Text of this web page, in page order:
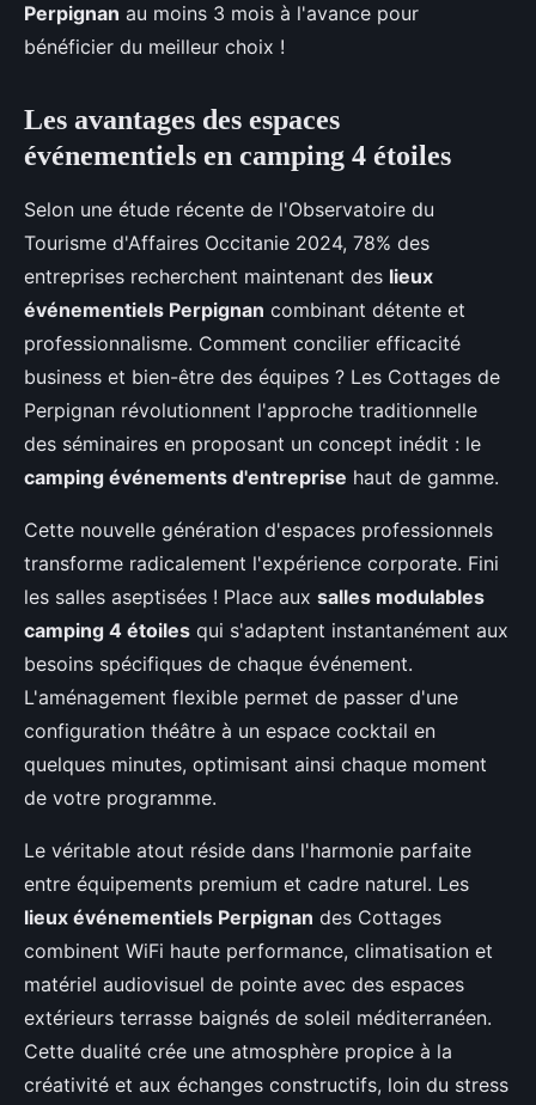
Perpignan au moins 3 mois à l'avance pour
bénéficier du meilleur choix !
Les avantages des espaces
événementiels en camping 4 étoiles
Selon une étude récente de l'Observatoire du
Tourisme d'Affaires Occitanie 2024, 78% des
entreprises recherchent maintenant des lieux
événementiels Perpignan combinant détente et
professionnalisme. Comment concilier efficacité
business et bien-être des équipes ? Les Cottages de
Perpignan révolutionnent l'approche traditionnelle
des séminaires en proposant un concept inédit : le
camping événements d'entreprise haut de gamme.
Cette nouvelle génération d'espaces professionnels
transforme radicalement l'expérience corporate. Fini
les salles aseptisées ! Place aux salles modulables
camping 4 étoiles qui s'adaptent instantanément aux
besoins spécifiques de chaque événement.
L'aménagement flexible permet de passer d'une
configuration théâtre à un espace cocktail en
quelques minutes, optimisant ainsi chaque moment
de votre programme.
Le véritable atout réside dans l'harmonie parfaite
entre équipements premium et cadre naturel. Les
lieux événementiels Perpignan des Cottages
combinent WiFi haute performance, climatisation et
matériel audiovisuel de pointe avec des espaces
extérieurs terrasse baignés de soleil méditerranéen.
Cette dualité crée une atmosphère propice à la
créativité et aux échanges constructifs, loin du stress